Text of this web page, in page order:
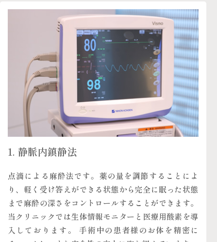
1. 静脈内鎮静法
点滴による麻酔法です。薬の量を調節することによ
り、軽く受け答えができる状態から完全に眠った状態
まで麻酔の深さをコントロールすることができます。
当クリニックでは生体情報モニターと医療用酸素を導
入しております。 手術中の患者様のお体を精密に